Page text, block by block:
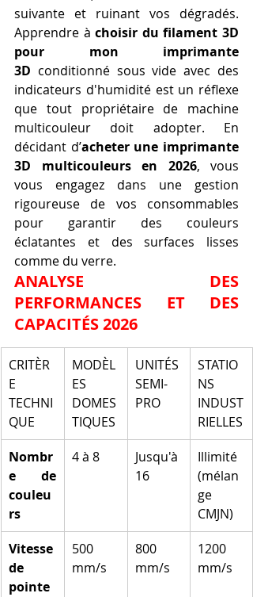
suivante et ruinant vos dégradés.
Apprendre à choisir du filament 3D
pour mon imprimante
3D conditionné sous vide avec des
indicateurs d'humidité est un réflexe
que tout propriétaire de machine
multicouleur doit adopter. En
décidant d’acheter une imprimante
3D multicouleurs en 2026, vous
vous engagez dans une gestion
rigoureuse de vos consommables
pour garantir des couleurs
éclatantes et des surfaces lisses
comme du verre.
ANALYSE DES
PERFORMANCES ET DES
CAPACITÉS 2026
CRITÈR
E
TECHNI
QUE
MODÈL
ES
DOMES
TIQUES
UNITÉS
SEMI-
PRO
STATIO
NS
INDUST
RIELLES
Nombr
e de
couleu
rs
4 à 8
Jusqu'à
16
Illimité
(mélan
ge
CMJN)
Vitesse
de
pointe
500
mm/s
800
mm/s
1200
mm/s